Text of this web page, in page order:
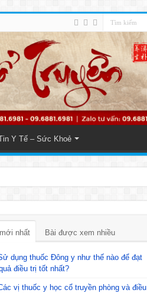
Y Tế – Sức Khoẻ
nhất Bài được xem nhiều
dụng thuốc Đông y như thế nào để đạt
điều trị tốt nhất?
vị thuốc y học cổ truyền phòng và điều